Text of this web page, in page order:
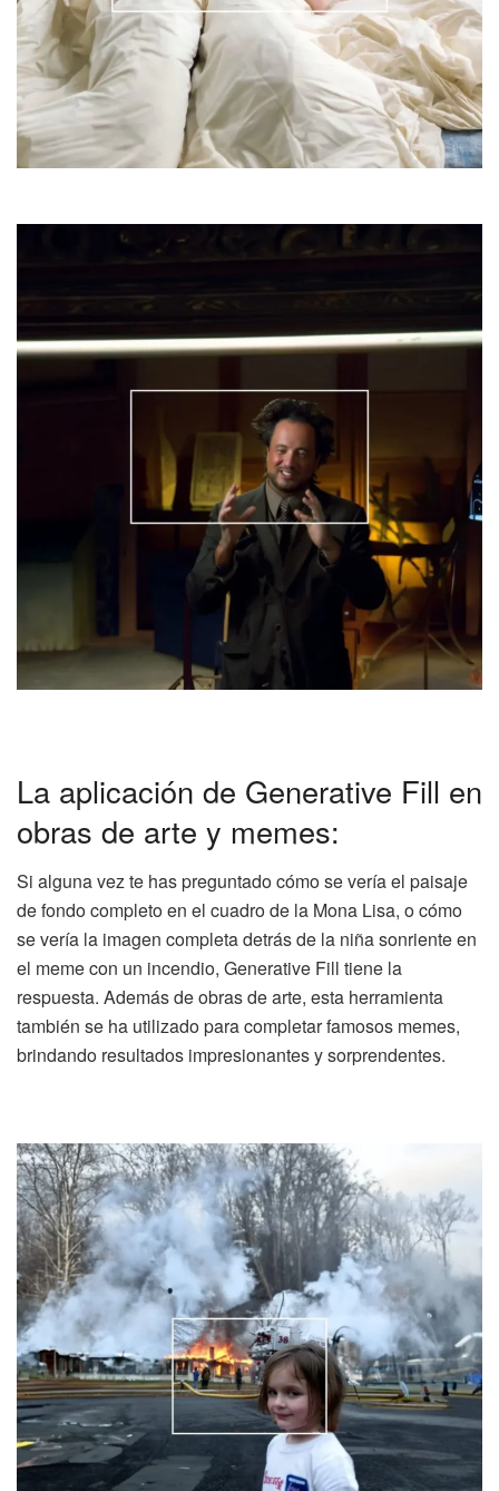
La aplicación de Generative Fill en
obras de arte y memes:
Si alguna vez te has preguntado cómo se vería el paisaje
de fondo completo en el cuadro de la Mona Lisa, o cómo
se vería la imagen completa detrás de la niña sonriente en
el meme con un incendio, Generative Fill tiene la
respuesta. Además de obras de arte, esta herramienta
también se ha utilizado para completar famosos memes,
brindando resultados impresionantes y sorprendentes.